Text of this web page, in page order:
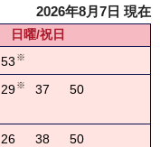
2026年8月7日 現在
日曜/祝日
53 ※
29※ 37 50
26 38 50